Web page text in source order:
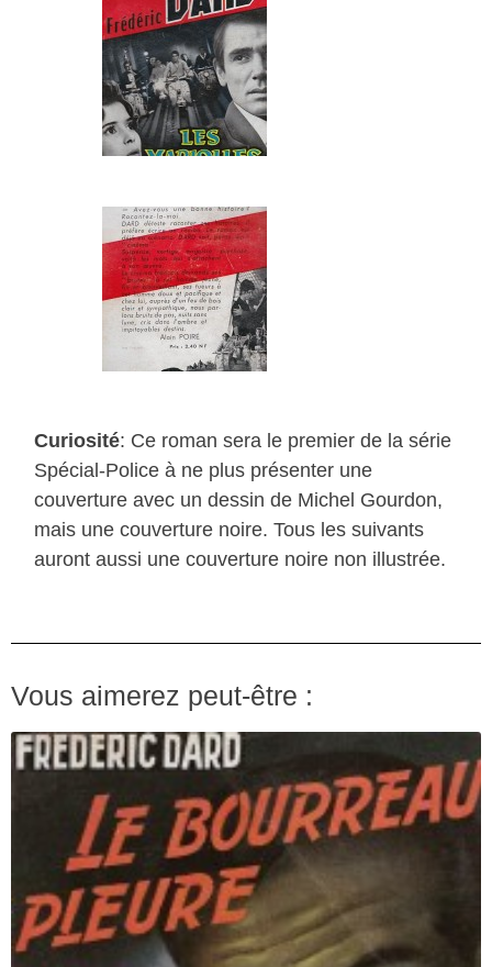
Curiosité: Ce roman sera le premier de la série
Spécial-Police à ne plus présenter une
couverture avec un dessin de Michel Gourdon,
mais une couverture noire. Tous les suivants
auront aussi une couverture noire non illustrée.
Vous aimerez peut-être :